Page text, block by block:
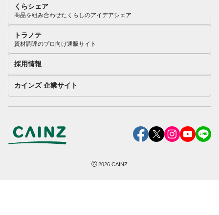
くらシェア
商品を組み合わせたくらしのアイデアシェア
トラノテ
資材調達のプロ向け通販サイト
採用情報
カインズ 企業サイト
©2026 CAINZ